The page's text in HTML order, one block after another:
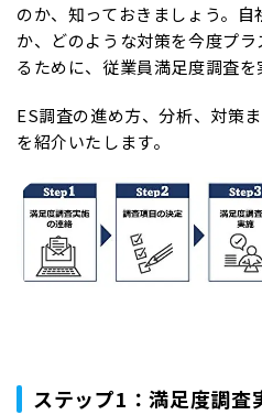
のか、知っておきましょう。
か、どのような対策を今度プ
るために、従業員満足度調査を
ES調査の進め方、分析、対策
を紹介いたします。
ステップ1：満足度調査